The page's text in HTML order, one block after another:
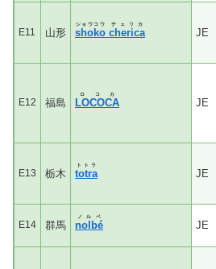
E11 山形 shoko
ショウコウ
cherica
チェリカ
JE
E12 福島 LOCOCA
ロコカ
JE
E13 栃木 totra
トトラ
JE
E14 群馬 nolbé
ノルベ
JE